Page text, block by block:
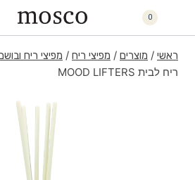
0
ראשי / מוצרים / מפיצי ריח / מפיצי ריח
ריח לבית MOOD LIFTERS